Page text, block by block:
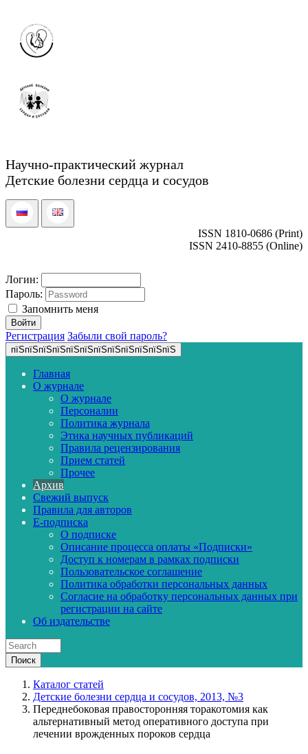
Научно-практический журнал
Детские болезни сердца и сосудов
ISSN 1810-0686 (Print)
ISSN 2410-8855 (Online)
Логин:
Пароль:
Запомнить меня
Регистрация Забыли свой пароль?
пїЅпїЅпїЅпїЅпїЅпїЅпїЅпїЅпїЅпїЅпїЅпїЅ
Главная
О журнале
О журнале
Персоналии
Политика журнала
Этика научных публикаций
Правила рецензирования
Прием статей
Прочее
Архив
Свежий выпуск
Правила для авторов
E-подписка
О подписке
Описание процесса оплаты «Подписки»
Доступ к номерам в рамках подписки
Пользовательское соглашение
Политика обработки персональных данных
Согласие на обработку персональных данных при
регистрации на сайте
Об издательстве
Каталог статей
Детские болезни сердца и сосудов, 2013, №3
Переднебоковая правосторонняя торакотомия как
альтернативный метод оперативного доступа при
лечении врожденных пороков сердца